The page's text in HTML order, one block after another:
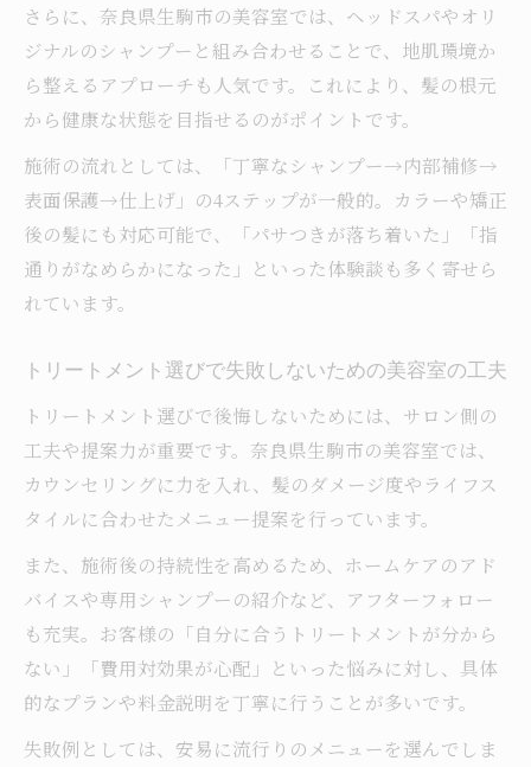
さらに、奈良県生駒市の美容室では、ヘッドスパやオリ
ジナルのシャンプーと組み合わせることで、地肌環境か
ら整えるアプローチも人気です。これにより、髪の根元
から健康な状態を目指せるのがポイントです。
施術の流れとしては、「丁寧なシャンプー→内部補修→
表面保護→仕上げ」の4ステップが一般的。カラーや矯正
後の髪にも対応可能で、「パサつきが落ち着いた」「指
通りがなめらかになった」といった体験談も多く寄せら
れています。
トリートメント選びで失敗しないための美容室の工夫
トリートメント選びで後悔しないためには、サロン側の
工夫や提案力が重要です。奈良県生駒市の美容室では、
カウンセリングに力を入れ、髪のダメージ度やライフス
タイルに合わせたメニュー提案を行っています。
また、施術後の持続性を高めるため、ホームケアのアド
バイスや専用シャンプーの紹介など、アフターフォロー
も充実。お客様の「自分に合うトリートメントが分から
ない」「費用対効果が心配」といった悩みに対し、具体
的なプランや料金説明を丁寧に行うことが多いです。
失敗例としては、安易に流行りのメニューを選んでしま